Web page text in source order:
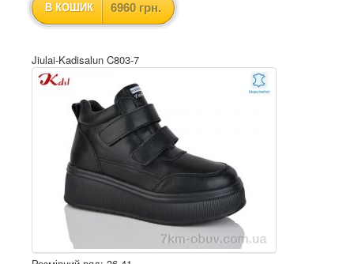
В КОШИК 6960 грн.
Jiulai-Kadisalun C803-7